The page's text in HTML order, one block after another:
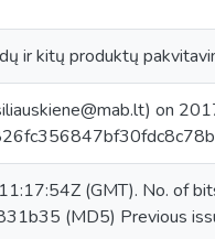
ir kitų produktų
on
(GMT). No. of
(MD5) Previous